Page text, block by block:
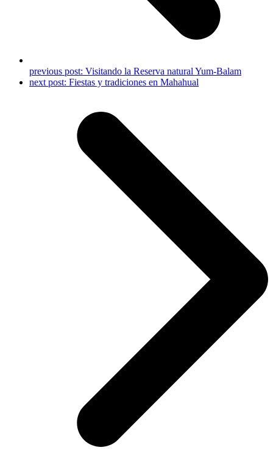
previous post: Visitando la Reserva natural Yum-Balam
next post: Fiestas y tradiciones en Mahahual